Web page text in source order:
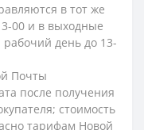
в тот же
00 и в выходные
день до 13-
Почты
после получения
стоимость
тарифам Новой